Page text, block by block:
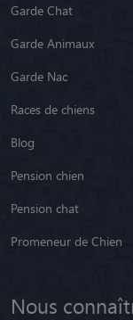
Garde Chat
Garde Animaux
Garde Nac
Races de chiens
Blog
Pension chien
Pension chat
Promeneur de Chien
Nous